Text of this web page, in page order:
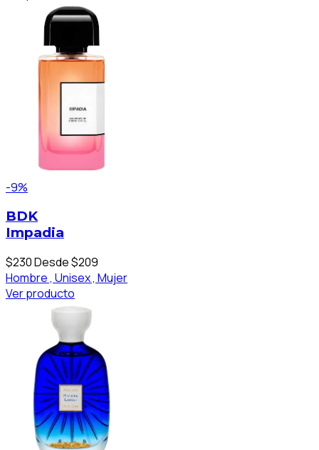
-9%
BDK
Impadia
$230Desde $209
Hombre , Unisex , Mujer
Ver producto